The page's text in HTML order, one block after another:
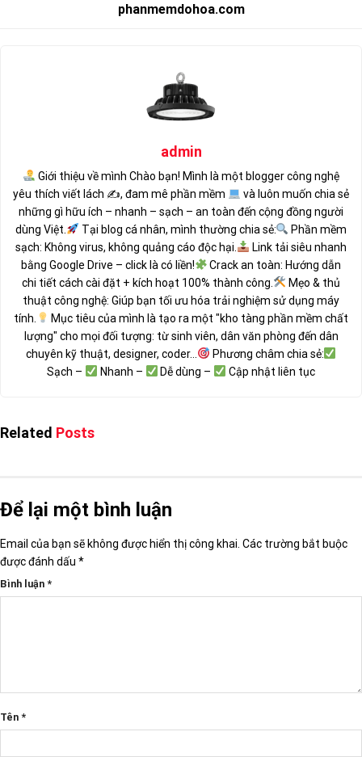
phanmemdohoa.com
admin
Giới thiệu về mình Chào bạn! Mình là một blogger công nghệ
yêu thích viết lách ✍, đam mê phần mềm
và luôn muốn chia sẻ
những gì hữu ích – nhanh – sạch – an toàn đến cộng đồng người
dùng Việt.
Tại blog cá nhân, mình thường chia sẻ:
Phần mềm
sạch: Không virus, không quảng cáo độc hại.
Link tải siêu nhanh
bằng Google Drive – click là có liền!
Crack an toàn: Hướng dẫn
chi tiết cách cài đặt + kích hoạt 100% thành công.
Mẹo & thủ
thuật công nghệ: Giúp bạn tối ưu hóa trải nghiệm sử dụng máy
tính.
Mục tiêu của mình là tạo ra một "kho tàng phần mềm chất
lượng" cho mọi đối tượng: từ sinh viên, dân văn phòng đến dân
chuyên kỹ thuật, designer, coder...
Phương châm chia sẻ:
Sạch –
Nhanh – Dễ dùng – Cập nhật liên tục
Related Posts
Để lại một bình luận
Email của bạn sẽ không được hiển thị công khai. Các trường bắt buộc
được đánh dấu *
Bình luận *
Tên *